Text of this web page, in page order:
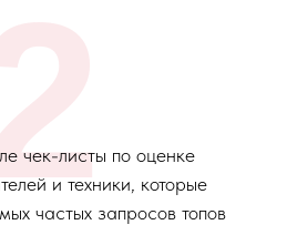
чек-листы по оценке
и техники, которые
частых запросов топов